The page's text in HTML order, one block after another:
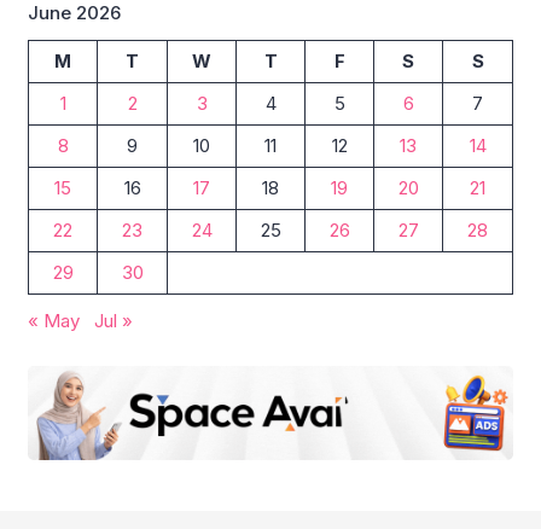
June 2026
M T W T F S
S
1
2 3 4 5 6
7
8
9 10 11 12 13
14
15
16 17 18 19 20
21
22
23 24 25 26 27
28
29
30
« May Jul »